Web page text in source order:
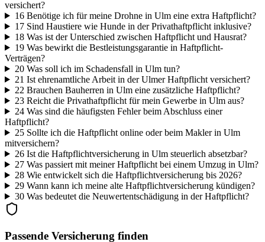
versichert?
16Benötige ich für meine Drohne in Ulm eine extra Haftpflicht?
17Sind Haustiere wie Hunde in der Privathaftpflicht inklusive?
18Was ist der Unterschied zwischen Haftpflicht und Hausrat?
19Was bewirkt die Bestleistungsgarantie in Haftpflicht-
Verträgen?
20Was soll ich im Schadensfall in Ulm tun?
21 Ist ehrenamtliche Arbeit in der Ulmer Haftpflicht versichert?
22 Brauchen Bauherren in Ulm eine zusätzliche Haftpflicht?
23Reicht die Privathaftpflicht für mein Gewerbe in Ulm aus?
24Was sind die häufigsten Fehler beim Abschluss einer
Haftpflicht?
25Sollte ich die Haftpflicht online oder beim Makler in Ulm
mitversichern?
26Ist die Haftpflichtversicherung in Ulm steuerlich absetzbar?
27Was passiert mit meiner Haftpflicht bei einem Umzug in Ulm?
28Wie entwickelt sich die Haftpflichtversicherung bis 2026?
29Wann kann ich meine alte Haftpflichtversicherung kündigen?
30Was bedeutet die Neuwertentschädigung in der Haftpflicht?
Passende Versicherung finden